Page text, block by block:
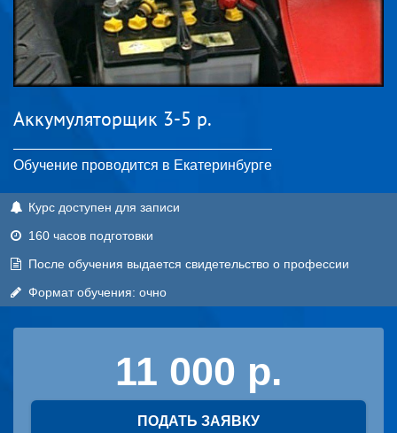
Аккумуляторщик 3-5 р.
Обучение проводится в Екатеринбурге
Курс доступен для записи
160 часов подготовки
После обучения выдается свидетельство о профессии
Формат обучения: очно
11 000
ПОДАТЬ ЗАЯВКУ